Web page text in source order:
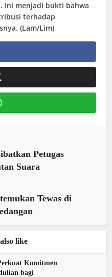
Ini menjadi bukti bahwa
terhadap
(Lam/Lim)
Petugas
Suara
Tewas di
like
Komitmen
bagi